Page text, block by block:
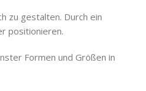
zu gestalten. Durch ein
positionieren.
Formen und Größen in